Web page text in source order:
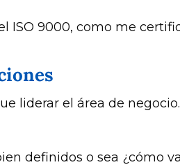
ISO 9000, como me
liderar el área de
definidos o sea ¿cómo